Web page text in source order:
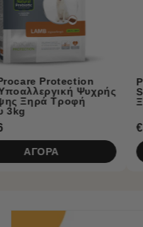
Prins Procare Grain Free
Sensible Ψυχρής Έκθλιψης
Ξηρά Τροφή Σκύλου 3kg
€35,96
ΑΓΟΡΑ